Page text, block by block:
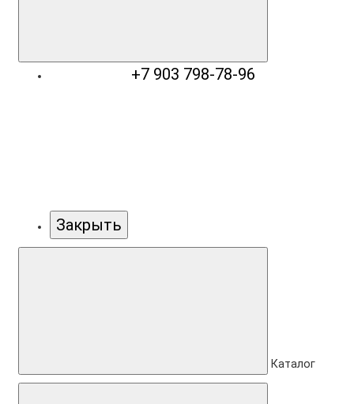
+7 903 798-78-96
Закрыть
Каталог